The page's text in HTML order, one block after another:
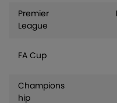
Premier
League
FA Cup
Champions
hip